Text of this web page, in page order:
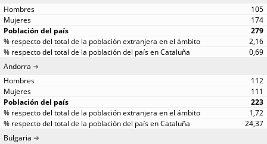
105
174
279
2,16
0,69
Andorra
112
111
223
1,72
24,37
Bulgaria